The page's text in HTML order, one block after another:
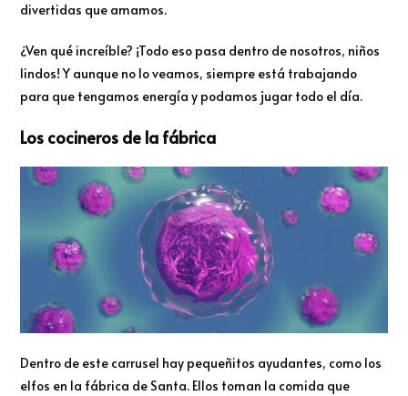
divertidas que amamos.
¿Ven qué increíble? ¡Todo eso pasa dentro de nosotros, niños
lindos! Y aunque no lo veamos, siempre está trabajando
para que tengamos energía y podamos jugar todo el día.
Los cocineros de la fábrica
Dentro de este carrusel hay pequeñitos ayudantes, como los
elfos en la fábrica de Santa. Ellos toman la comida que